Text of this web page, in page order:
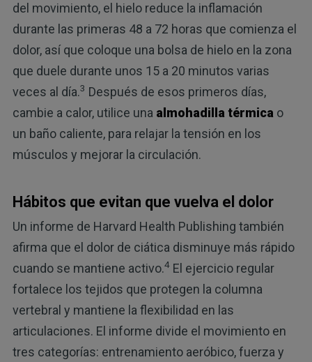
del movimiento, el hielo reduce la inflamación
durante las primeras 48 a 72 horas que comienza el
dolor, así que coloque una bolsa de hielo en la zona
que duele durante unos 15 a 20 minutos varias
veces al día.3 Después de esos primeros días,
cambie a calor, utilice una almohadilla térmica o
un baño caliente, para relajar la tensión en los
músculos y mejorar la circulación.
Hábitos que evitan que vuelva el dolor
Un informe de Harvard Health Publishing también
afirma que el dolor de ciática disminuye más rápido
cuando se mantiene activo.4El ejercicio regular
fortalece los tejidos que protegen la columna
vertebral y mantiene la flexibilidad en las
articulaciones. El informe divide el movimiento en
tres categorías: entrenamiento aeróbico, fuerza y